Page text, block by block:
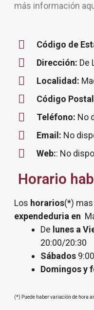
más información
Código de
Dirección: De
Localidad:
Código
Teléfono: No
Email: No
Web:: No
Horario
Los horarios(*)
expendeduria en
De lunes a
20:00/20:30
Sábados
Domingos y
(*) Puede haber variación de hora